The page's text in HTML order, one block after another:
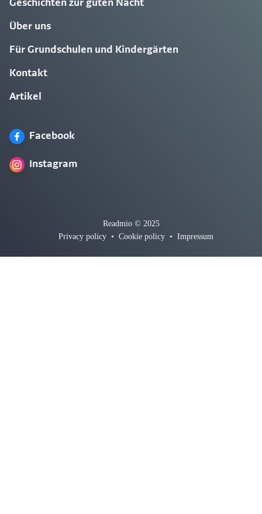
Geschichten zur guten Nacht
Über uns
Für Grundschulen und Kindergärten
Kontakt
Artikel
Facebook
Instagram
Readmio © 2025
Privacy policy • Cookie policy • Impressum